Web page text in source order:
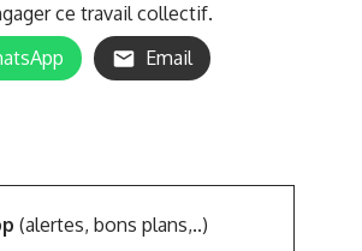
ce travail collectif.
Email
(alertes, bons plans,..)